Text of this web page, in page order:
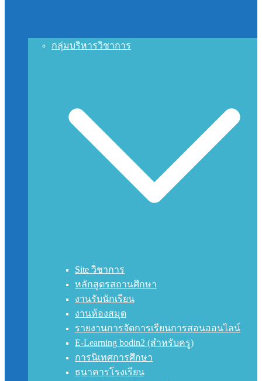
กลุ่มบริหารวิชาการ
Site วิชาการ
หลักสูตรสถานศึกษา
งานรับนักเรียน
งานห้องสมุด
รายงานการจัดการเรียนการสอนออนไลน์
E-Learning bodin2 (สำหรับครู)
การนิเทศการศึกษา
ธนาคารโรงเรียน